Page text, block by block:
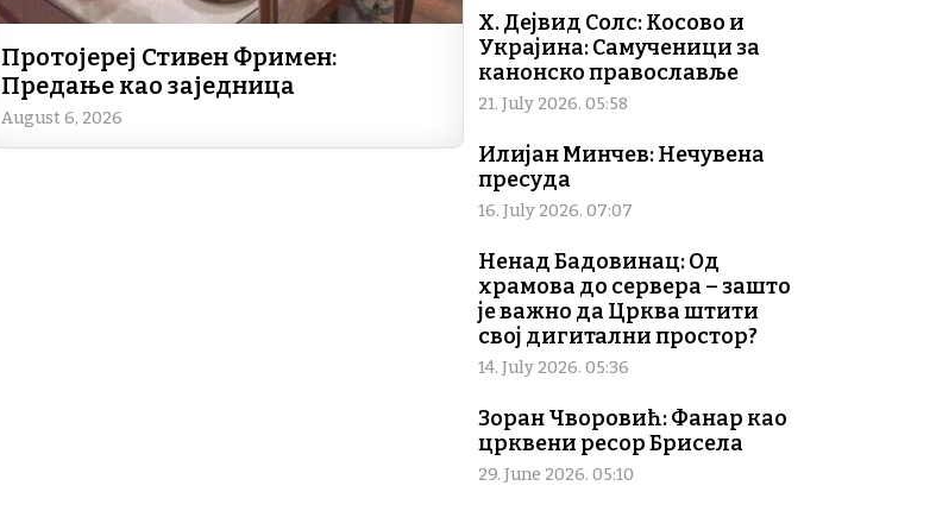
Протојереј Стивен Фримен:
Предање као заједница
August 6, 2026
Х. Дејвид Солс: Косово и
Украјина: Самученици за
канонско православље
21. July 2026. 05:58
Илијан Минчев: Нечувена
пресуда
16. July 2026. 07:07
Ненад Бадовинац: Од
храмова до сервера – зашто
је важно да Црква штити
свој дигитални простор?
14. July 2026. 05:36
Зоран Чворовић: Фанар као
црквени ресор Брисела
29. June 2026. 05:10